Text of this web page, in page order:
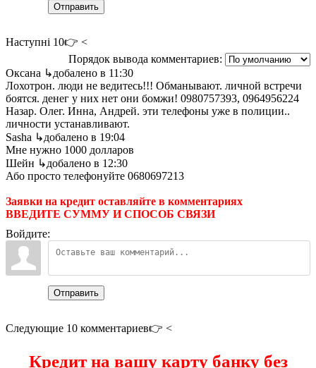
Отправить
Наступні 10👉 <
Порядок вывода комментариев:
Оксана ↳добалено в 11:30
Лохотрон. люди не ведитесь!!! Обманывают. личной встречи
боятся. денег у них нет они бомжи! 0980757393, 0964956224
Назар. Олег. Инна, Андрей. эти телефоны уже в полиции..
личности устанавливают.
Sasha ↳добалено в 19:04
Мне нужно 1000 долларов
Шейн ↳добалено в 12:30
Або просто телефонуйте 0680697213
Заявки на кредит оставляйте в комментариях
ВВЕДИТЕ СУММУ И СПОСОБ СВЯЗИ
Войдите:
Отправить
Следующие 10 комментариев👉 <
Кредит на вашу карту банку без